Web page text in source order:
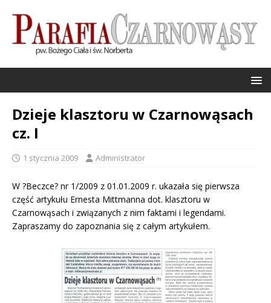
Dzieje klasztoru w Czarnowąsach
cz. I
1 stycznia 2009 Administrator
W ?Beczce? nr 1/2009 z 01.01.2009 r. ukazała się pierwsza
część artykułu Ernesta Mittmanna dot. klasztoru w
Czarnowąsach i związanych z nim faktami i legendami.
Zapraszamy do zapoznania się z całym artykułem.